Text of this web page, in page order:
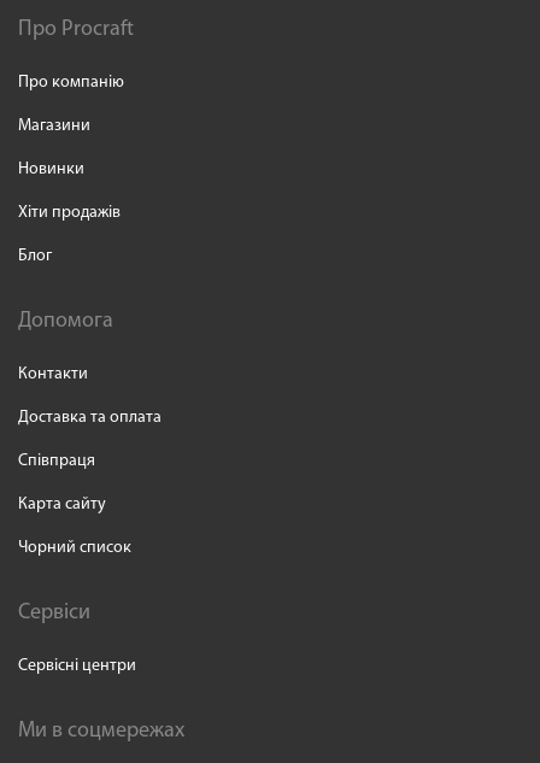
Про Procraft
Про компанію
Магазини
Новинки
Хіти продажів
Блог
Допомога
Контакти
Доставка та оплата
Співпраця
Карта сайту
Чорний список
Сервіси
Сервісні центри
Ми в соцмережах